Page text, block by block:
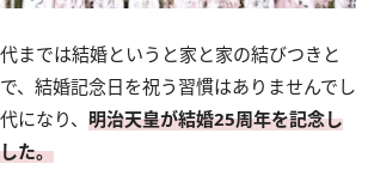
までは結婚というと家と家の結びつきと
、結婚記念日を祝う習慣はありませんでし
になり、 明治天皇が結婚25周年を記念し
た。